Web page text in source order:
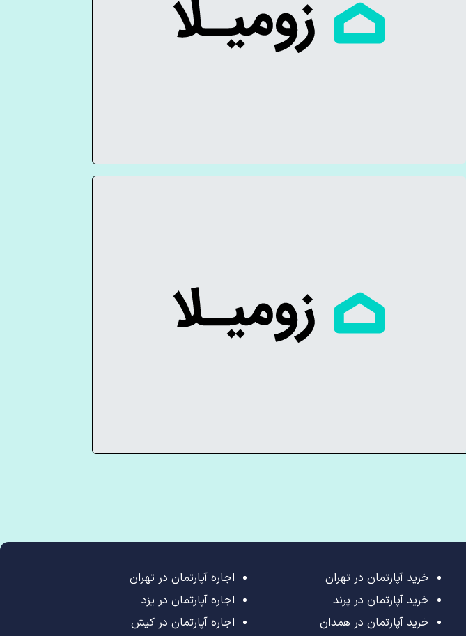
خرید آپارتمان در تهران
خرید آپارتمان در پرند
خرید آپارتمان در همدان
اجاره آپارتمان در تهران
اجاره آپارتمان در یزد
اجاره آپارتمان در کیش